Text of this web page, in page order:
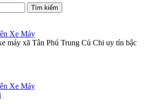
Xe Máy
máy xã Tân Phú Trung Củ Chi uy tín bậc
Xe Máy